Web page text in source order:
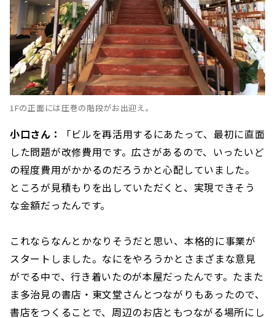
1Fの正面には圧巻の階段がお出迎え。
小口さん：
「ビルを再活用するにあたって、最初に直面
した問題が改修費用です。広さがあるので、いったいど
の程度費用がかかるのだろうかと心配していました。
ところが見積もりを出していただくと、実現できそう
な金額だったんです。
これならなんとかなりそうだと思い、本格的に事業が
スタートしました。なにをやろうかとさまざまな意見
がでる中で、行き着いたのが本屋だったんです。たまた
ま多治見の書店・東文堂さんとつながりもあったので、
書店をつくることで、周辺のお店ともつながる場所にし